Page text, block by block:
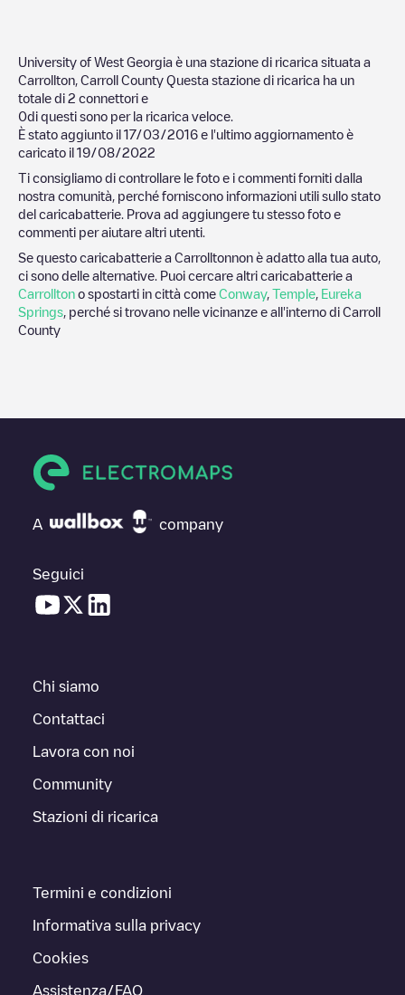
University of West Georgia è una stazione di ricarica situata a
Carrollton Carroll County Questa stazione di ricarica ha un
totale di 2 connettori e
0di questi sono per la ricarica veloce.
È stato aggiunto il 17/03/2016 e l'ultimo aggiornamento è
caricato il 19/08/2022
Ti consigliamo di controllare le foto e i commenti forniti dalla
nostra comunità, perché forniscono informazioni utili sullo stato
del caricabatterie. Prova ad aggiungere tu stesso foto e
commenti per aiutare altri utenti.
Se questo caricabatterie a Carrolltonnon è adatto alla tua auto,
ci sono delle alternative. Puoi cercare altri caricabatterie a
Carrollton o spostarti in città come Conway, Temple Eureka
Springs , perché si trovano nelle vicinanze e all'interno di Carroll
County
A company
Seguici
Chi siamo
Contattaci
Lavora con noi
Community
Stazioni di ricarica
Termini e condizioni
Informativa sulla privacy
Cookies
Assistenza/FAQ